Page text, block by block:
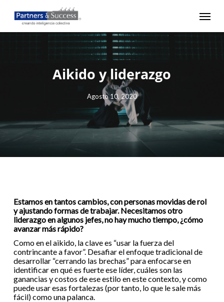
main
content
Menu
Aikido y liderazgo
Agosto 10, 2020
Estamos en tantos cambios, con personas movidas de rol
y ajustando formas de trabajar. Necesitamos otro
liderazgo en algunos jefes, no hay mucho tiempo, ¿cómo
avanzar más rápido?
Como en el aikido, la clave es “usar la fuerza del
contrincante a favor”. Desafiar el enfoque tradicional de
desarrollar “cerrando las brechas” para enfocarse en
identificar en qué es fuerte ese líder, cuáles son las
ganancias y costos de ese estilo en este contexto, y como
puede usar esas fortalezas (por tanto, lo que le sale más
fácil) como una palanca.